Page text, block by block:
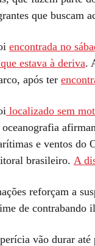
que buscam
encontrada no
estava à deriva.
após ter
localizado sem
oceanografia
e ventos do
brasileiro. A
reforçam a
de contrabando
vão durar